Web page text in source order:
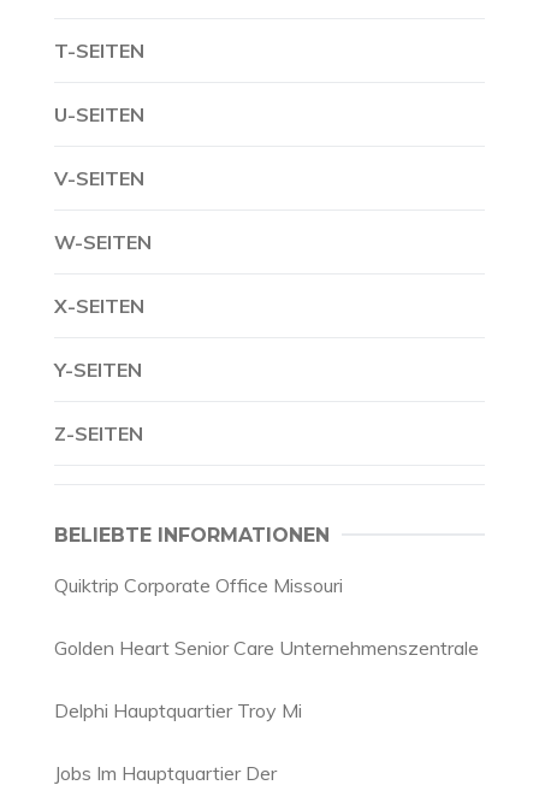
T-SEITEN
U-SEITEN
V-SEITEN
W-SEITEN
X-SEITEN
Y-SEITEN
Z-SEITEN
BELIEBTE INFORMATIONEN
Quiktrip Corporate Office Missouri
Golden Heart Senior Care Unternehmenszentrale
Delphi Hauptquartier Troy Mi
Jobs Im Hauptquartier Der